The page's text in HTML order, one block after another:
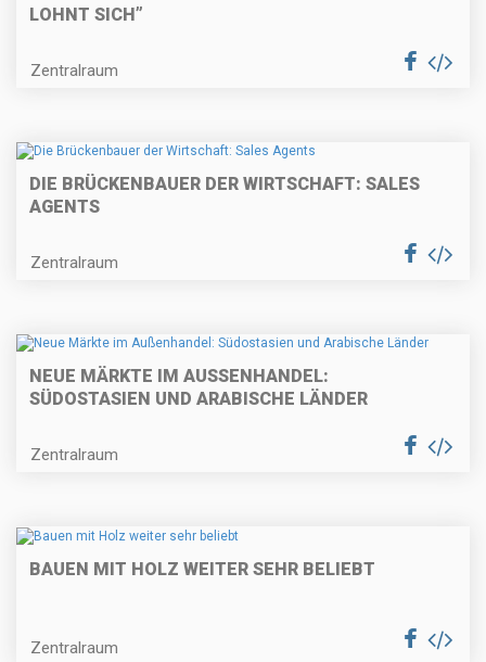
LOHNT SICH”
Zentralraum
DIE BRÜCKENBAUER DER WIRTSCHAFT: SALES
AGENTS
Zentralraum
NEUE MÄRKTE IM AUSSENHANDEL: S
ÜDOSTASIEN UND ARABISCHE LÄNDER
Zentralraum
BAUEN MIT HOLZ WEITER SEHR BELIEBT
Zentralraum